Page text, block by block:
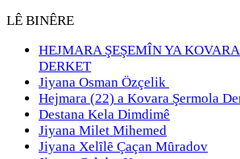
LÊ BINÊRE
HEJMARA ŞEŞEMÎN YA
DERKET
Jiyana Osman Özçelik
Hejmara (22) a Kovara Şermola
Destana Kela Dimdimê
Jiyana Milet Mihemed
Jiyana Xelȋlȇ Çaçan Mȗradov